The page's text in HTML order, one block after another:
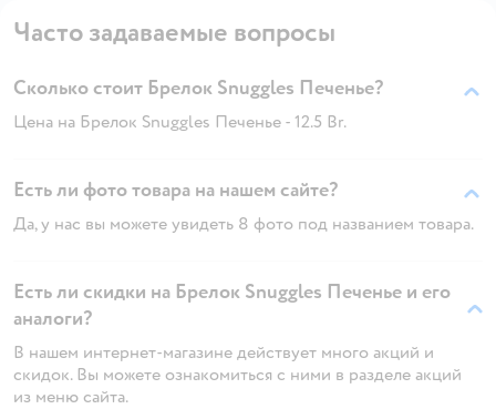
Часто задаваемые вопросы
Сколько стоит Брелок Snuggles Печенье?
Цена на Брелок Snuggles Печенье - 12.5 Br.
Есть ли фото товара на нашем сайте?
Да, у нас вы можете увидеть 8 фото под названием товара.
Есть ли скидки на Брелок Snuggles Печенье и его
аналоги?
В нашем интернет-магазине действует много акций и
скидок. Вы можете ознакомиться с ними в разделе акций
из меню сайта.